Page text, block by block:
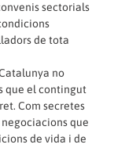
sectorials
de tota
no
que el contingut
Com secretes
que
de vida i de